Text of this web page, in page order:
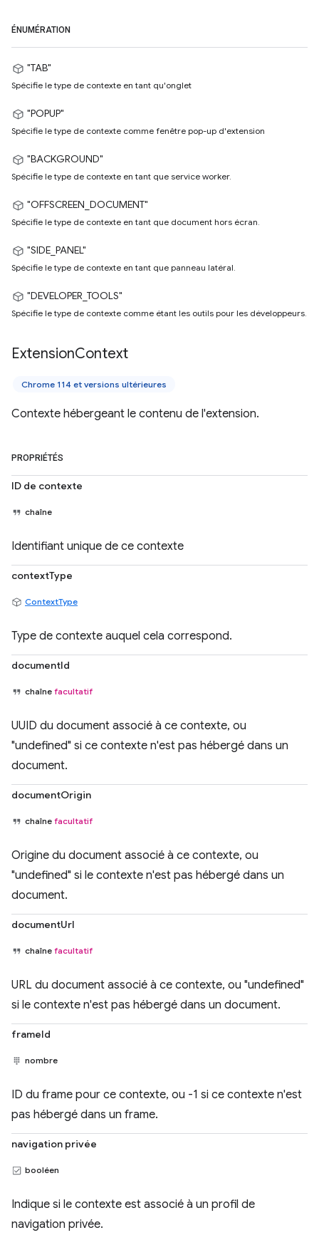
ÉNUMÉRATION
"TAB"
Spécifie le type de contexte en tant qu'onglet
"POPUP"
Spécifie le type de contexte comme fenêtre pop-up d'extension
"BACKGROUND"
Spécifie le type de contexte en tant que service worker.
"OFFSCREEN_DOCUMENT"
Spécifie le type de contexte en tant que document hors écran.
"SIDE_PANEL"
Spécifie le type de contexte en tant que panneau latéral.
"DEVELOPER_TOOLS"
Spécifie le type de contexte comme étant les outils pour les développeurs.
ExtensionContext
Chrome 114 et versions ultérieures
Contexte hébergeant le contenu de l'extension.
PROPRIÉTÉS
ID de contexte
chaîne
Identifiant unique de ce contexte
contextType
ContextType
Type de contexte auquel cela correspond.
documentId
chaîne facultatif
UUID du document associé à ce contexte, ou
"undefined" si ce contexte n'est pas hébergé dans un
document.
documentOrigin
chaîne facultatif
Origine du document associé à ce contexte, ou
"undefined" si le contexte n'est pas hébergé dans un
document.
documentUrl
chaîne facultatif
URL du document associé à ce contexte, ou "undefined"
si le contexte n'est pas hébergé dans un document.
frameId
nombre
ID du frame pour ce contexte, ou -1 si ce contexte n'est
pas hébergé dans un frame.
navigation privée
booléen
Indique si le contexte est associé à un profil de
navigation privée.